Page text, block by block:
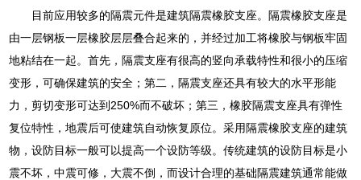
目前应用较多的隔震元件是建筑隔震橡胶支座。隔震橡胶支座是
由一层钢板一层橡胶层层叠合起来的，并经过加工将橡胶与钢板牢固
地粘结在一起。首先，隔震支座有很高的竖向承载特性和很小的压缩
变形，可确保建筑的安全；第二，隔震支座还具有较大的水平形能
力，剪切变形可达到250%而不破坏；第三，橡胶隔震支座具有弹性
复位特性，地震后可使建筑自动恢复原位。采用隔震橡胶支座的建筑
物，设防目标一般可以提高一个设防等级。传统建筑的设防目标是小
震不坏，中震可修，大震不倒，而设计合理的基础隔震建筑通常能做